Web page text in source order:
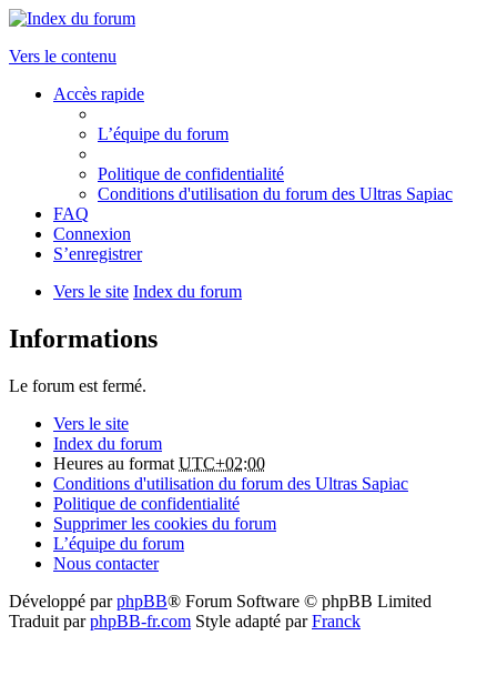
Vers le contenu
Accès rapide
L’équipe du forum
Politique de confidentialité
Conditions d'utilisation du forum des Ultras Sapiac
FAQ
Connexion
S’enregistrer
Vers le site Index du forum
Informations
Le forum est fermé.
Vers le site
Index du forum
Heures au format UTC+02:00
Conditions d'utilisation du forum des Ultras Sapiac
Politique de confidentialité
Supprimer les cookies du forum
L’équipe du forum
Nous contacter
Développé parphpBB® Forum Software © phpBB Limited
Traduit parphpBB-fr.com Style adapté parFranck